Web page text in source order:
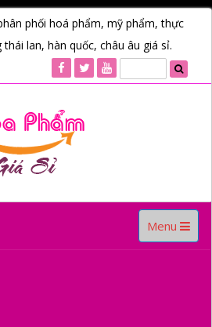
phối hoá phẩm, mỹ phẩm, thực
lan, hàn quốc, châu âu giá sỉ.
Toggle
navigation
Menu